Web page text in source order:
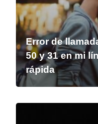
Error de
50 y 31 en mi
rápida